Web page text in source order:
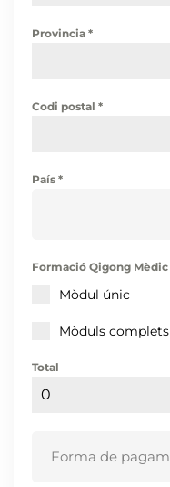
Provincia *
Codi postal *
País *
Formació Qigong Mèdic
Mòdul únic
Mòduls complets
Total